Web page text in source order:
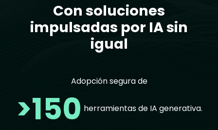
Con soluciones
impulsadas por IA sin
igual
Adopción segura de
>150 herramientas de IA generativa.